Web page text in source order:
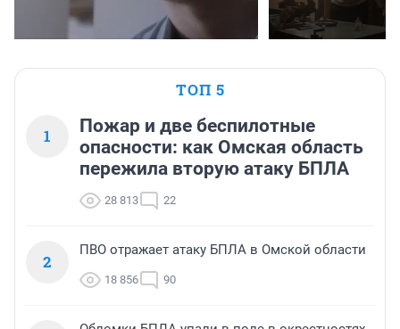
ТОП 5
1
Пожар и две беспилотные
опасности: как Омская область
пережила вторую атаку БПЛА
28 813 22
2
ПВО отражает атаку БПЛА в Омской области
18 856 90